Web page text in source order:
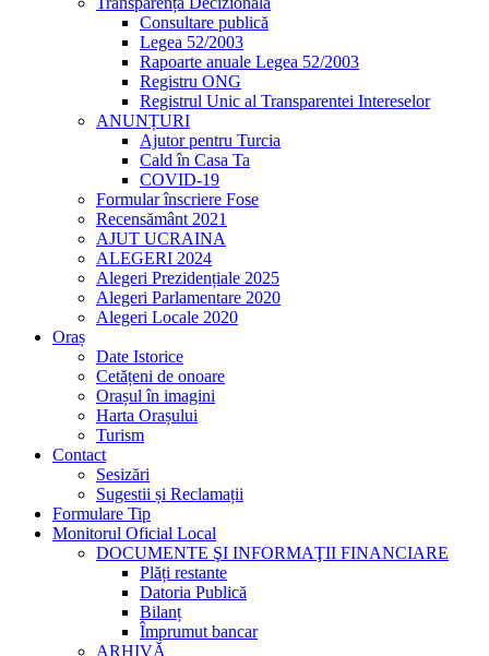
Consultare publică
Legea 52/2003
Rapoarte anuale Legea 52/2003
Registru ONG
Registrul Unic al Transparentei Intereselor
ANUNȚURI
Ajutor pentru Turcia
Cald în Casa Ta
COVID-19
Formular înscriere Fose
Recensământ 2021
AJUT UCRAINA
ALEGERI 2024
Alegeri Prezidențiale 2025
Alegeri Parlamentare 2020
Alegeri Locale 2020
Oraș
Date Istorice
Cetățeni de onoare
Orașul în imagini
Harta Orașului
Turism
Contact
Sesizări
Sugestii și Reclamații
Formulare Tip
Monitorul Oficial Local
DOCUMENTE ŞI INFORMAŢII FINANCIARE
Plăți restante
Datoria Publică
Bilanț
Împrumut bancar
ARHIVĂ